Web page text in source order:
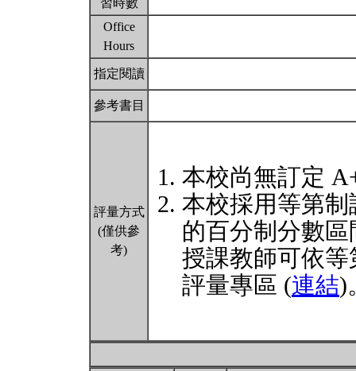
習時數
Office
Hours
指定閱讀
參考書目
評量方式
(僅供參
考)
本校尚無訂定
本校採用等第
的百分制分數
授課教師可依
評量專區 (連結)